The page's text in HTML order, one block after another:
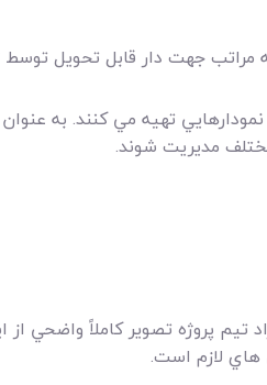
مديريت شوند.
پروژه تصوير کاملاً واضحي از